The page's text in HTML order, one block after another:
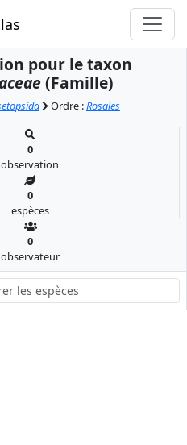
pour le taxon
(Famille)
Ordre :Rosales
0
observation
0
espèces
0
observateur